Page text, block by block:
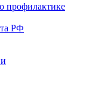
профилактике
РФ